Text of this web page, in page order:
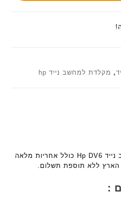
, מקלדת למחשב נייד hp
תיאור מחבר : מקלדת למחשב נייד Hp DV6 כולל אחריות מלאה
ללא תוספת תשלום.
: